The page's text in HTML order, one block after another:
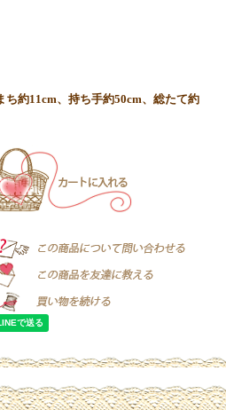
ち約11cm、持ち手約50cm、総たて約